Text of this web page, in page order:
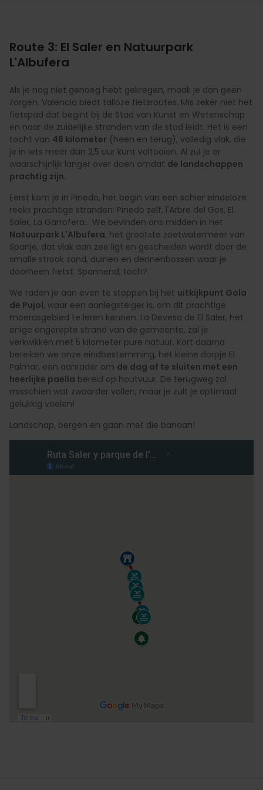
Route 3: El Saler en Natuurpark
L'Albufera
Als je nog niet genoeg hebt gekregen, maak je dan geen
zorgen. Valencia biedt talloze fietsroutes. Mis zeker niet het
fietspad dat begint bij de Stad van Kunst en Wetenschap
en naar de zuidelijke stranden van de stad leidt. Het is een
tocht van 48 kilometer (heen en terug), volledig vlak, die
je in iets meer dan 2,5 uur kunt voltooien. Al zul je er
waarschijnlijk langer over doen omdat de landschappen
prachtig zijn.
Eerst kom je in Pinedo, het begin van een schier eindeloze
reeks prachtige stranden: Pinedo zelf, l'Arbre del Gos, El
Saler, La Garrofera... We bevinden ons midden in het
Natuurpark L'Albufera, het grootste zoetwatermeer van
Spanje, dat vlak aan zee ligt en gescheiden wordt door de
smalle strook zand, duinen en dennenbossen waar je
doorheen fietst. Spannend, toch?
We raden je aan even te stoppen bij het uitkijkpunt Gola
de Pujol, waar een aanlegsteiger is, om dit prachtige
moerasgebied te leren kennen. La Devesa de El Saler, het
enige ongerepte strand van de gemeente, zal je
verkwikken met 5 kilometer pure natuur. Kort daarna
bereiken we onze eindbestemming, het kleine dorpje El
Palmar, een aanrader om de dag af te sluiten met een
heerlijke paella bereid op houtvuur. De terugweg zal
misschien wat zwaarder vallen, maar je zult je optimaal
gelukkig voelen!
Landschap, bergen en gaan met die banaan!